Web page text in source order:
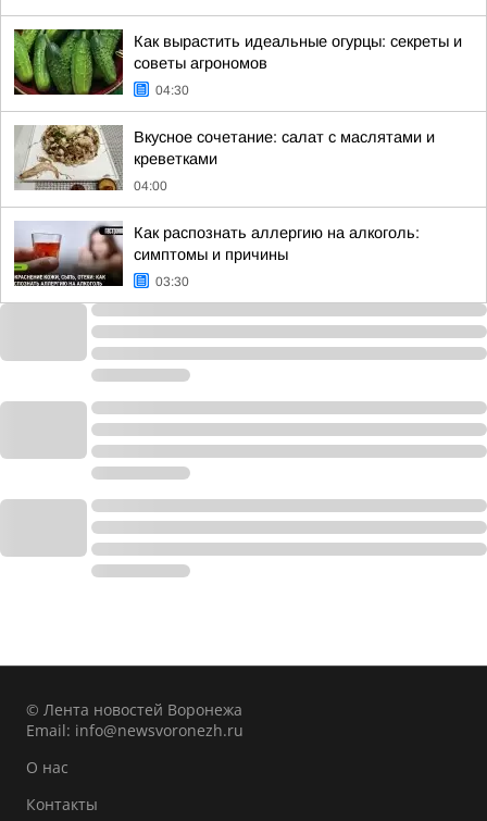
Как вырастить идеальные огурцы: секреты и
советы агрономов
04:30
Вкусное сочетание: салат с маслятами и
креветками
04:00
Как распознать аллергию на алкоголь:
симптомы и причины
03:30
© Лента новостей Воронежа
Email: info@newsvoronezh.ru
О нас
Контакты